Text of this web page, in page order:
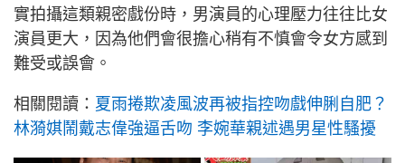
實拍攝這類親密戲份時，男演員的心理壓力往往比女
演員更大，因為他們會很擔心稍有不慎會令女方感到
難受或誤會。
相關閱讀： 夏雨捲欺凌風波再被指控吻戲伸脷自肥？
林漪娸鬧戴志偉強逼舌吻 李婉華親述遇男星性騷擾